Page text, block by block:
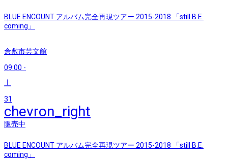
BLUE ENCOUNT アルバム完全再現ツアー 2015-2018 「still B.E.
coming」
倉敷市芸文館
09:00 -
土
31
chevron_right
販売中
BLUE ENCOUNT アルバム完全再現ツアー 2015-2018 「still B.E.
coming」